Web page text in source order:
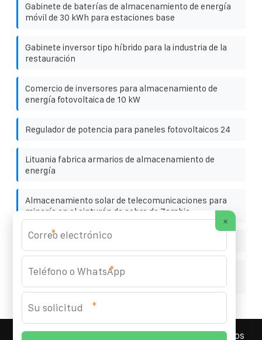
Gabinete de baterías de almacenamiento de energía
móvil de 30 kWh para estaciones base
Gabinete inversor tipo híbrido para la industria de la
restauración
Comercio de inversores para almacenamiento de
energía fotovoltaica de 10 kW
Regulador de potencia para paneles fotovoltaicos 24
Lituania fabrica armarios de almacenamiento de
energía
Almacenamiento solar de telecomunicaciones para
minería en el cinturón de cobre de Zambia
Reseña de paneles solares ja en el Reino Unido
Gabinete de almacenamiento de energía con
YOUFOTO INDUSTRIAL SOLAR 2026 Todos los
×
*
*
*